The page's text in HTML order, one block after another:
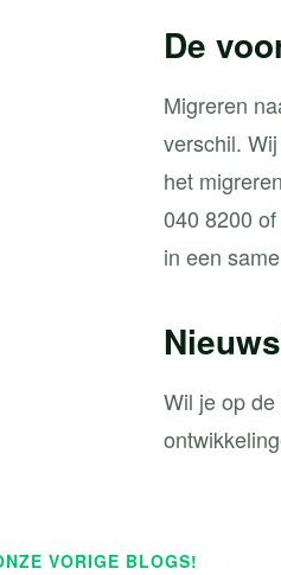
De
Migreren
verschil.
het
040 8200 of
in een
Wil je op
VORIGE BLOGS!